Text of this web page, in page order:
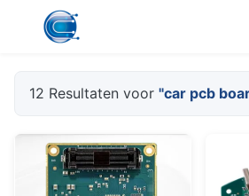
12 Resultaten voor "car pcb